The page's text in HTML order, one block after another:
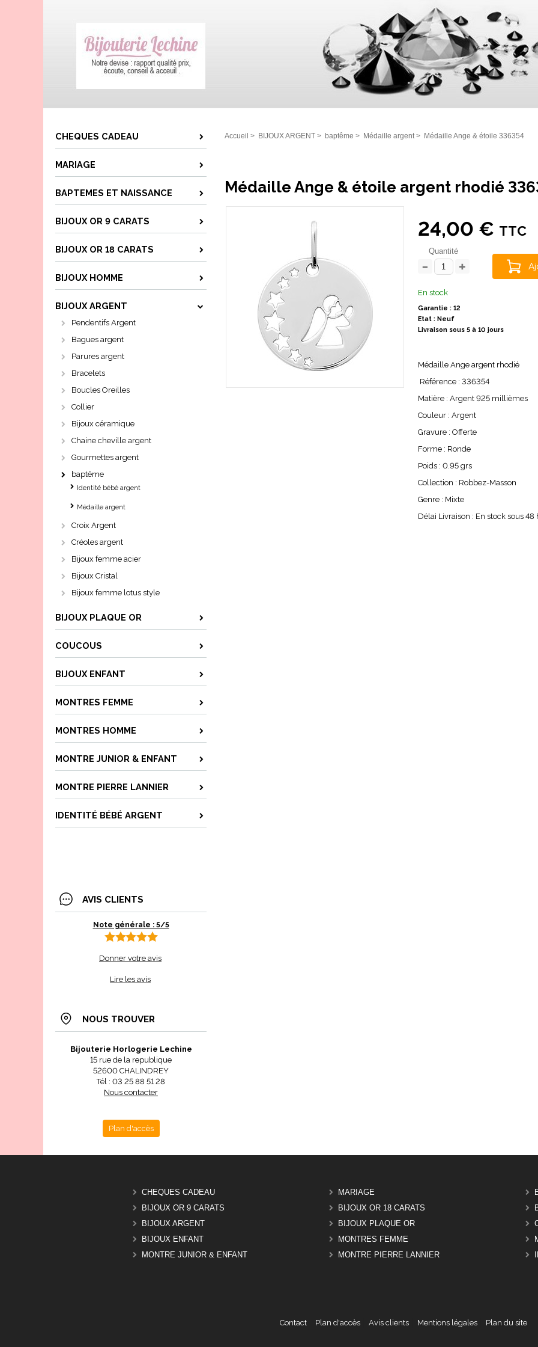
CHEQUES CADEAU
MARIAGE
BAPTEMES ET NAISSANCE
BIJOUX OR 9 CARATS
BIJOUX OR 18 CARATS
BIJOUX HOMME
BIJOUX ARGENT
Pendentifs Argent
Bagues argent
Parures argent
Bracelets
Boucles Oreilles
Collier
Bijoux céramique
Chaine cheville argent
Gourmettes argent
baptême
Identité bébé argent
Médaille argent
Croix Argent
Créoles argent
Bijoux femme acier
Bijoux Cristal
Bijoux femme lotus style
BIJOUX PLAQUE OR
COUCOUS
BIJOUX ENFANT
MONTRES FEMME
MONTRES HOMME
MONTRE JUNIOR & ENFANT
MONTRE PIERRE LANNIER
IDENTITÉ BÉBÉ ARGENT
AVIS CLIENTS
Note générale : 5/5
Donner votre avis
Lire les avis
NOUS TROUVER
Bijouterie Horlogerie Lechine
15 rue de la republique
52600 CHALINDREY
Tél : 03 25 88 51 28
Nous contacter
Plan d'accès
Accueil > BIJOUX ARGENT > baptême > Médaille argent> Médaille Ange & étoile 336354
Médaille Ange & étoile argent rhodié
24,00 € TTC
Quantité
En stock
Garantie : 12
Etat : Neuf
Livraison sous 5 à 10 jours
Médaille Ange argent rhodié
Référence : 336354
Matière : Argent 925 millièmes
Couleur : Argent
Gravure : Offerte
Forme : Ronde
Poids : 0.95 grs
Collection : Robbez-Masson
Genre : Mixte
Délai Livraison : En stock sous 48
CHEQUES CADEAU MARIAGE
BIJOUX OR 9 CARATS
BIJOUX OR 18 CARATS
BIJOUX ARGENT
BIJOUX PLAQUE OR
BIJOUX ENFANT
MONTRES FEMME
MONTRE JUNIOR & ENFANT
MONTRE PIERRE LANNIER
Contact Plan d'accès Avis clients Mentions légales Plan du site